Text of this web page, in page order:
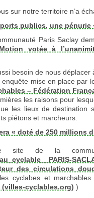
sur notre territoire n’a
publics, une
Paris Saclay
Motion votée à
besoin de nous déplacer
enquête mise en place par
– Fédération
les raisons pour
les lieux de destination
piétons et marcheurs.
« doté de 250 millions
de la
cyclabes et
cyclables.org) )